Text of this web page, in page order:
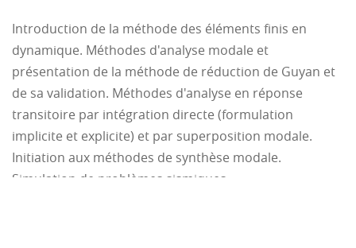
Introduction de la méthode des éléments finis en
dynamique. Méthodes d'analyse modale et
présentation de la méthode de réduction de Guyan et
de sa validation. Méthodes d'analyse en réponse
transitoire par intégration directe (formulation
implicite et explicite) et par superposition modale.
Initiation aux méthodes de synthèse modale.
Simulation de problèmes sismiques